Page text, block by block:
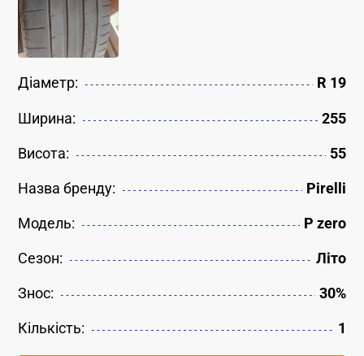
Діаметр: R 19
Ширина: 255
Висота: 55
Назва бренду: Pirelli
Модель: P zero
Сезон: Літо
Знос: 30%
Кількість: 1